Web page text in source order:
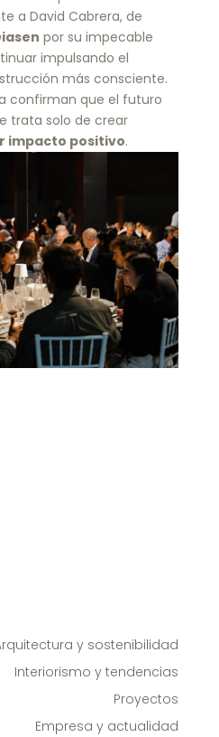
a David Cabrera, de
por su impecable
impulsando el
más consciente.
confirman que el futuro
trata solo de crear
impacto positivo.
y sostenibilidad
Interiorismo y tendencias
Proyectos
Empresa y actualidad